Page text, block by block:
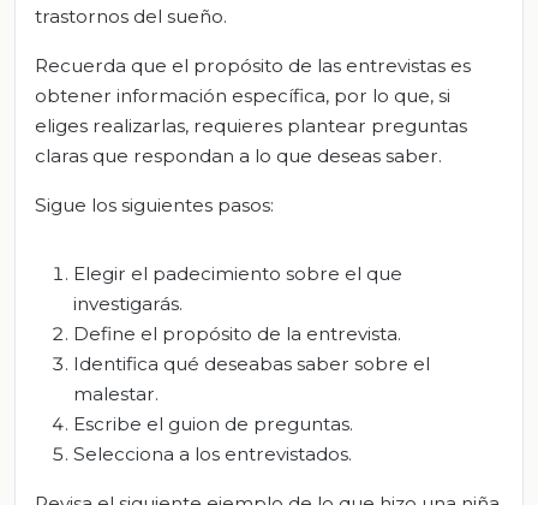
trastornos del sueño.
Recuerda que el propósito de las entrevistas es
obtener información específica, por lo que, si
eliges realizarlas, requieres plantear preguntas
claras que respondan a lo que deseas saber.
Sigue los siguientes pasos:
Elegir el padecimiento sobre el que
investigarás.
Define el propósito de la entrevista.
Identifica qué deseabas saber sobre el
malestar.
Escribe el guion de preguntas.
Selecciona a los entrevistados.